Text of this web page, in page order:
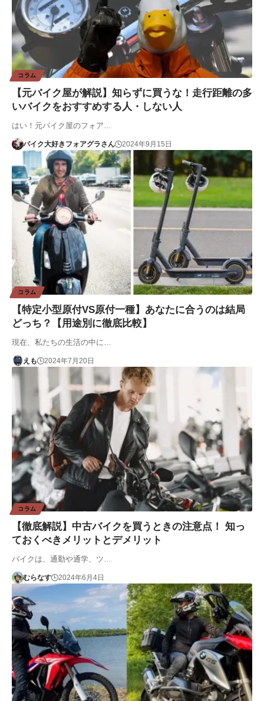
コラム
【元バイク屋が解説】知らずに買うな！走行距離の多
いバイクをおすすめする人・しない人
はい！元バイク屋のフォア…
バイク大好きフォアグラさん 2024年9月15日
コラム
【特定小型原付VS原付一種】あなたに合うのは結局
どっち？【用途別に徹底比較】
現在、私たちの生活の中に…
えも 2024年7月20日
コラム
【徹底解説】中古バイクを買うときの注意点！ 知っ
ておくべきメリットとデメリット
バイクは、通勤や通学、ツ…
むらなす 2024年6月4日